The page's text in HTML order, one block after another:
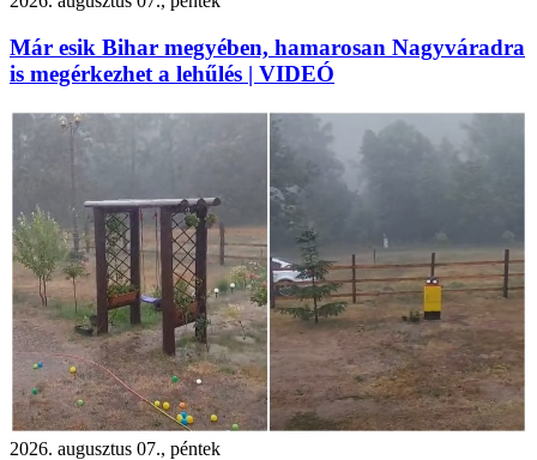
Már esik Bihar megyében, hamarosan Nagyváradra
is megérkezhet a lehűlés | VIDEÓ
2026. augusztus 07., péntek